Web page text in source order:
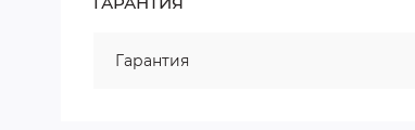
Гарантия